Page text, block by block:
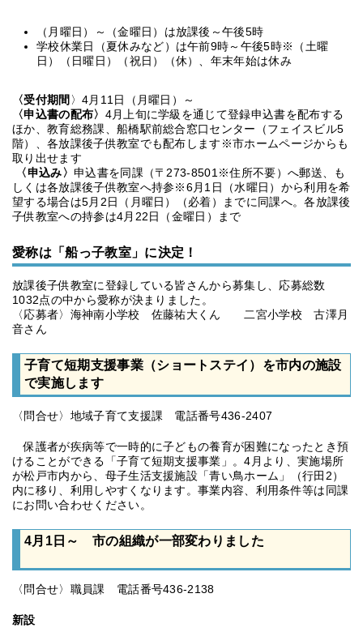
（月曜日）～（金曜日）は放課後～午後5時
学校休業日（夏休みなど）は午前9時～午後5時※（土曜
日）（日曜日）（祝日）（休）、年末年始は休み
〈受付期間 〉4月11日（月曜日）～
〈申込書の配布〉 4月上旬に学級を通じて登録申込書を配布する
ほか、教育総務課、船橋駅前総合窓口センター（フェイスビル5
階）、各放課後子供教室でも配布します※市ホームページからも
取り出せます
〈申込み〉 申込書を同課（〒273-8501※住所不要）へ郵送、も
しくは各放課後子供教室へ持参※6月1日（水曜日）から利用を希
望する場合は5月2日（月曜日）（必着）までに同課へ。各放課後
子供教室への持参は4月22日（金曜日）まで
愛称は「船っ子教室」に決定！
放課後子供教室に登録している皆さんから募集し、応募総数
1032点の中から愛称が決まりました。
〈応募者〉海神南小学校 佐藤祐大くん 二宮小学校 古澤月
音さん
子育て短期支援事業（ショートステイ）を市内の施設
で実施します
〈問合せ〉地域子育て支援課 電話番号436-2407
保護者が疾病等で一時的に子どもの養育が困難になったとき預
けることができる「子育て短期支援事業」。4月より、実施場所
が松戸市内から、母子生活支援施設「青い鳥ホーム」（行田2）
内に移り、利用しやすくなります。事業内容、利用条件等は同課
にお問い合わせください。
4月1日～ 市の組織が一部変わりました
〈問合せ〉職員課 電話番号436-2138
新設